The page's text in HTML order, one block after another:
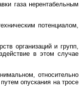
газа нерентабельным
потенциалом,
организаций и групп,
в этом случае
относительно
опускания на тросе